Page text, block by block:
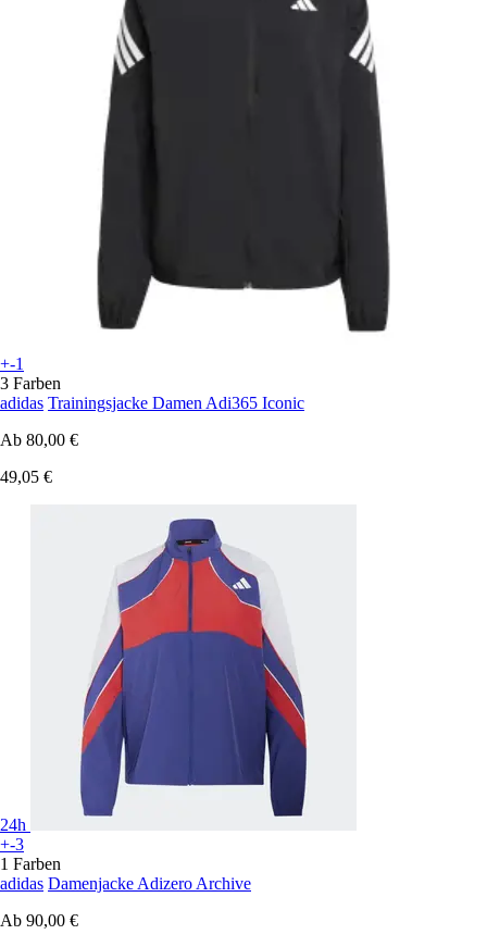
+-1
3 Farben
adidas Trainingsjacke Damen Adi365 Iconic
Ab 80,00 €
49,05 €
24h
+-3
1 Farben
adidas Damenjacke Adizero Archive
Ab 90,00 €